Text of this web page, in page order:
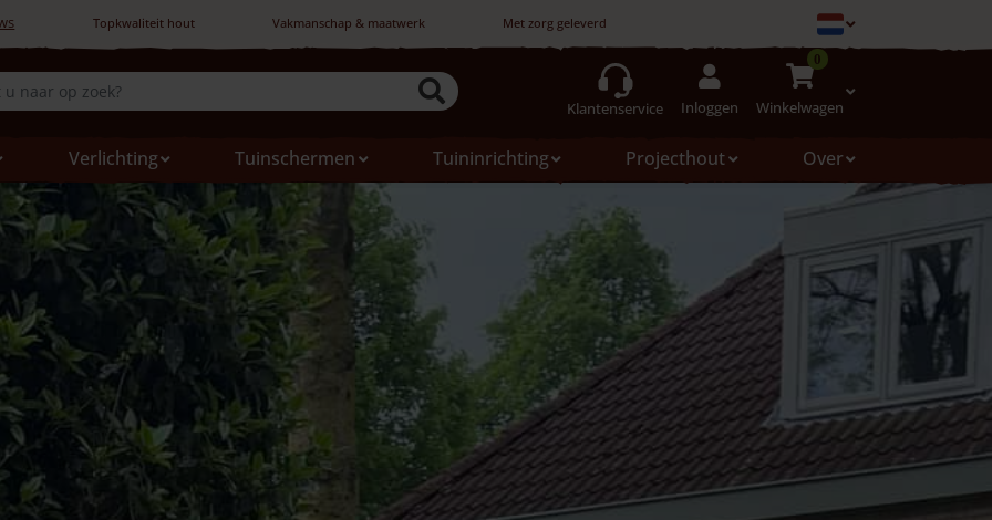
Topkwaliteit hout Vakmanschap & maatwerk Met zorg geleverd
Klantenservice Inloggen
0
Winkelwagen
Verlichting
Tuinschermen
Tuininrichting
Projecthout
Over